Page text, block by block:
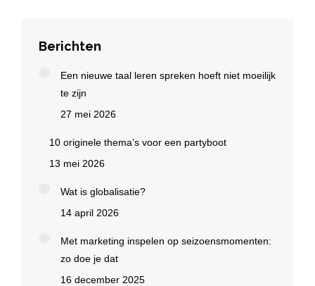
Berichten
Een nieuwe taal leren spreken hoeft niet moeilijk
te zijn
27 mei 2026
10 originele thema’s voor een partyboot
13 mei 2026
Wat is globalisatie?
14 april 2026
Met marketing inspelen op seizoensmomenten:
zo doe je dat
16 december 2025